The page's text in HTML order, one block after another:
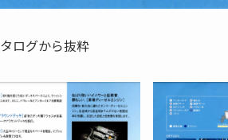
ログから抜粋